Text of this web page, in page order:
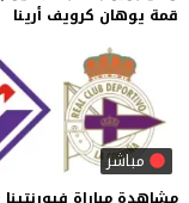
قمة يوهان كرويف أرينا
مباشر